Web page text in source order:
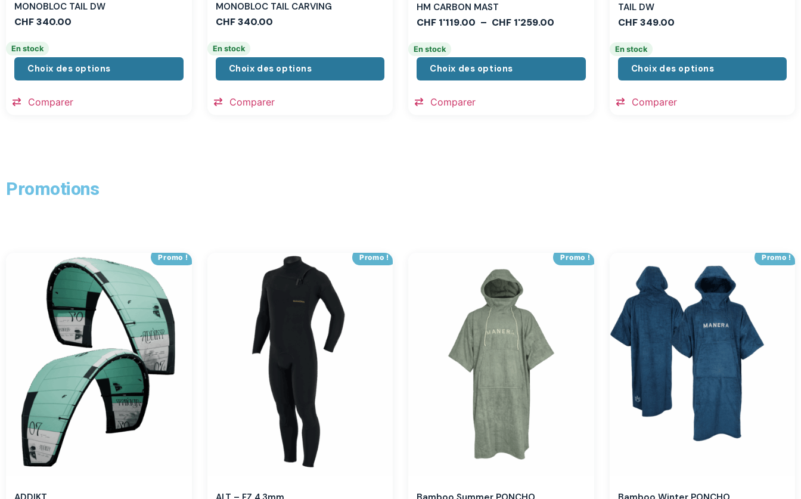
MONOBLOC TAIL DW
CHF340.00
En stock
Choix des options
Comparer
MONOBLOC TAIL CARVING
CHF340.00
En stock
Choix des options
Comparer
HM CARBON MAST
CHF 1'119.00 – CHF 1'259.00
En stock
Choix des options
Comparer
TAIL DW
CHF349.00
En stock
Choix des options
Comparer
Promotions
Promo ! Promo ! Promo ! Promo !